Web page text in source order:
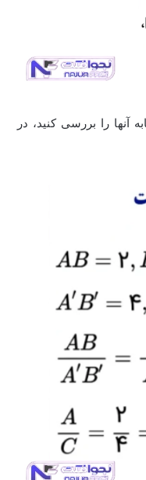
را بررسی کنید، در